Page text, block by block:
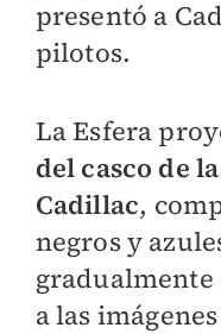
presentó a
pilotos.
La Esfera
del casco de
Cadillac,
negros y
a las